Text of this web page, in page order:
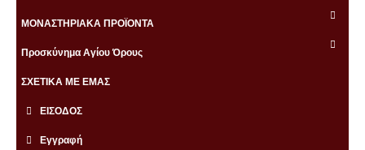
ΜΟΝΑΣΤΗΡΙΑΚΑ ΠΡΟΪΟΝΤΑ
Προσκύνημα Αγίου Όρους
ΣΧΕΤΙΚΑ ΜΕ ΕΜΑΣ
ΕΙΣΟΔΟΣ
Εγγραφή